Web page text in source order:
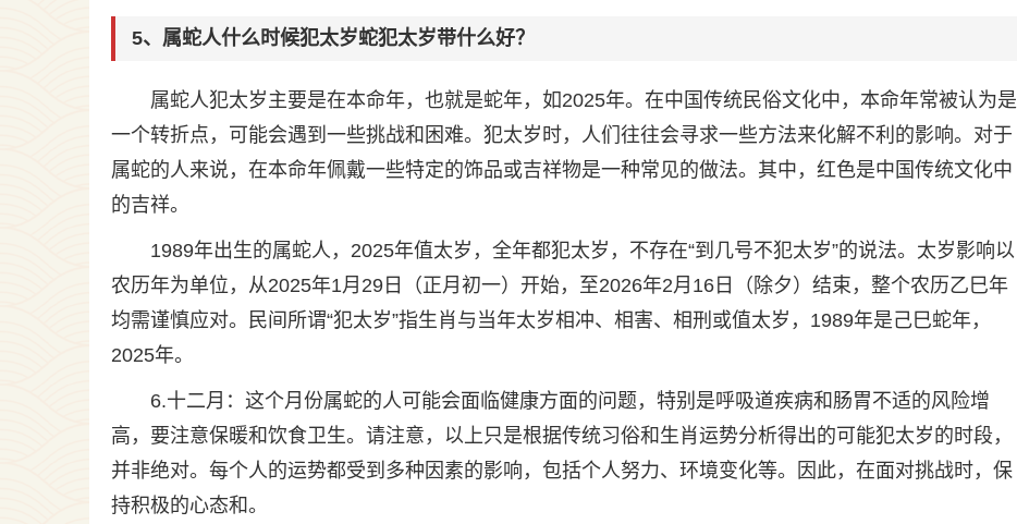
5、属蛇人什么时候犯太岁蛇犯太岁带什么好？
属蛇人犯太岁主要是在本命年，也就是蛇年，如2025年。在中国传统民俗文化中，本命年常被认为是
一个转折点，可能会遇到一些挑战和困难。犯太岁时，人们往往会寻求一些方法来化解不利的影响。对于
属蛇的人来说，在本命年佩戴一些特定的饰品或吉祥物是一种常见的做法。其中，红色是中国传统文化中
的吉祥。
1989年出生的属蛇人，2025年值太岁，全年都犯太岁，不存在“到几号不犯太岁”的说法。太岁影响以
农历年为单位，从2025年1月29日（正月初一）开始，至2026年2月16日（除夕）结束，整个农历乙巳年
均需谨慎应对。民间所谓“犯太岁”指生肖与当年太岁相冲、相害、相刑或值太岁，1989年是己巳蛇年，
2025年。
6.十二月：这个月份属蛇的人可能会面临健康方面的问题，特别是呼吸道疾病和肠胃不适的风险增
高，要注意保暖和饮食卫生。请注意，以上只是根据传统习俗和生肖运势分析得出的可能犯太岁的时段，
并非绝对。每个人的运势都受到多种因素的影响，包括个人努力、环境变化等。因此，在面对挑战时，保
持积极的心态和。